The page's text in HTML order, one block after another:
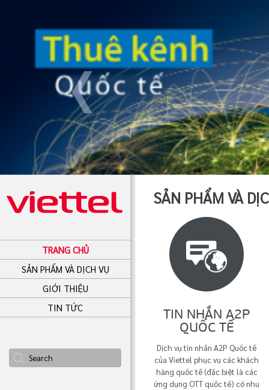
TRANG CHỦ
SẢN PHẨM VÀ DỊCH VỤ
GIỚI THIỆU
TIN TỨC
SẢN PHẨM VÀ
TIN NHẮN A2P
QUỐC TẾ
Dịch vụ tin nhắn A2P Quốc tế
của Viettel phục vụ các khách
hàng quốc tế (đặc biệt là các
ứng dụng OTT quốc tế) có nhu